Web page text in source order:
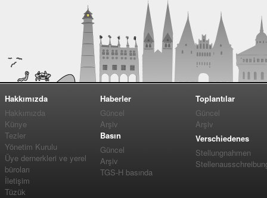
Hakkımızda
Hakkımızda
Künye
Tezler
Yönetim Kurulu
Üye dernerkleri ve yerel
büroları
İletişim
Tüzük
Haberler
Güncel
Arşiv
Basın
Güncel
Arşiv
TGS-H basında
Toplantılar
Güncel
Arşiv
Verschiedenes
Stellungnahmen